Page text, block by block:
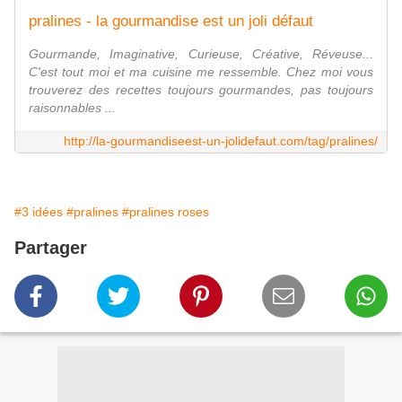
pralines - la gourmandise est un joli défaut
Gourmande, Imaginative, Curieuse, Créative, Réveuse...
C'est tout moi et ma cuisine me ressemble. Chez moi vous
trouverez des recettes toujours gourmandes, pas toujours
raisonnables ...
http://la-gourmandiseest-un-jolidefaut.com/tag/pralines/
#3 idées #pralines #pralines roses
Partager